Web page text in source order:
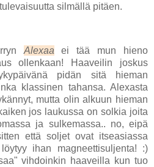
silmällä pitäen.
Alexaa ei tää mun hieno
ollenkaan! Haaveilin joskus
pidän sitä hieman
klassinen tahansa. Alexasta
mutta olin alkuun hieman
jos laukussa on solkia joita
ja sulkemassa.. no, eipä
että soljet ovat itseasiassa
ihan magneettisuljenta! :)
vihdoinkin haaveilla kun tuo